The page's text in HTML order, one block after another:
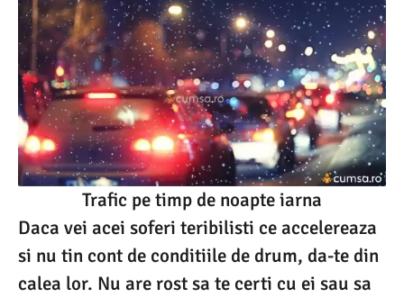
Trafic pe timp de noapte iarna
Daca vei acei soferi teribilisti ce accelereaza
si nu tin cont de conditiile de drum, da-te din
calea lor. Nu are rost sa te certi cu ei sau sa